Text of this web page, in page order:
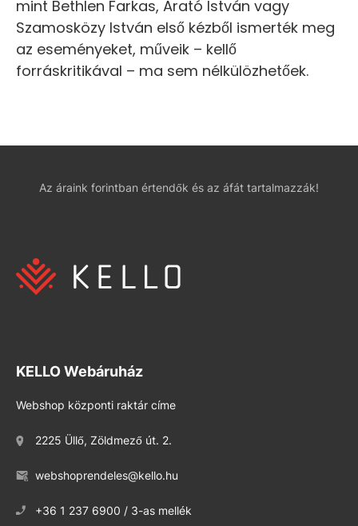
mint Bethlen Farkas, Arató István vagy
Szamosközy István első kézből ismerték meg
az eseményeket, műveik – kellő
forráskritikával – ma sem nélkülözhetőek.
Az áraink forintban értendők és az áfát tartalmazzák!
KELLO Webáruház
Webshop központi raktár címe
2225 Üllő, Zöldmező út. 2.
webshoprendeles@kello.hu
+36 1 237 6900 / 3-as mellék